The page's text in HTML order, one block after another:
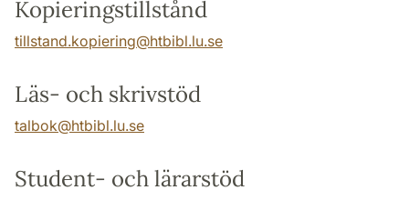
Kopieringstillstånd
tillstand.kopiering@htbibl.lu.se
Läs- och skrivstöd
talbok@htbibl.lu.se
Student- och lärarstöd